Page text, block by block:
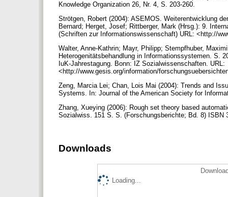
Knowledge Organization 26, Nr. 4, S. 203-260.
Strötgen, Robert (2004): ASEMOS. Weiterentwicklung
Bernard; Herget, Josef; Rittberger, Mark (Hrsg.): 9.
(Schriften zur Informationswissenschaft) URL: <http://
Walter, Anne-Kathrin; Mayr, Philipp; Stempfhuber,
Heterogenitätsbehandlung in Informationssystemen. S.
IuK-Jahrestagung. Bonn: IZ Sozialwissenschaften. URL:
<http://www.gesis.org/information/
Zeng, Marcia Lei; Chan, Lois Mai (2004): Trends and
Systems. In: Journal of the American Society for
Zhang, Xueying (2006): Rough set theory based
Sozialwiss. 151 S. S. (Forschungsberichte; Bd. 8) ISBN
Downloads
Loading...